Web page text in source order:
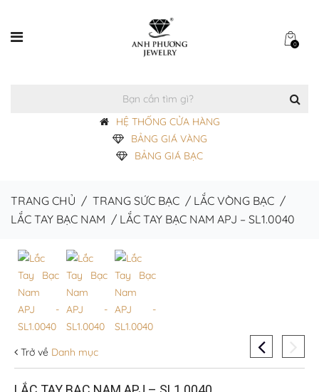
0
HỆ THỐNG CỬA HÀNG
BẢNG GIÁ VÀNG
BẢNG GIÁ BẠC
TRANG CHỦ / TRANG SỨC BẠC / LẮC VÒNG BẠC /
LẮC TAY BẠC NAM / LẮC TAY BẠC NAM APJ – SL1.0040
Trở về Danh mục